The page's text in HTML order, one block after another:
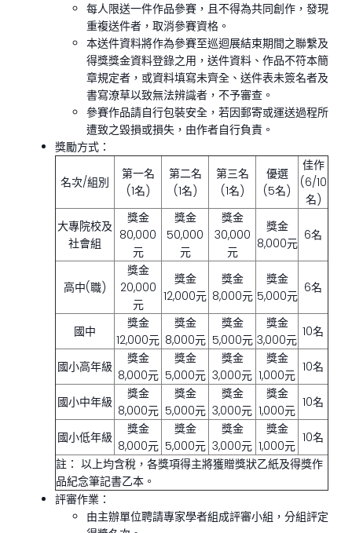
每人限送一件作品參賽，且不得為共同創作，發現
重複送件者，取消參賽資格。
本送件資料將作為參賽至巡迴展結束期間之聯繫及
得獎獎金資料登錄之用，送件資料、作品不符本簡
章規定者，或資料填寫未齊全、送件表未簽名者及
書寫潦草以致無法辨識者，不予審查。
參賽作品請自行包裝安全，若因郵寄或運送過程所
遭致之毀損或損失，由作者自行負責。
獎勵方式：
名次/組別
第一名
(1名)
第二名
(1名)
第三名
(1名)
優選
(5名)
佳作
(6/10
名)
大專院校及
社會組
獎金
80,000
元
獎金
50,000
元
獎金
30,000
元
獎金
8,000元
6名
高中(職)
獎金
20,000
元
獎金
12,000元
獎金
8,000元
獎金
5,000元
6名
國中
獎金
12,000元
獎金
8,000元
獎金
5,000元
獎金
3,000元
10名
國小高年級
獎金
8,000元
獎金
5,000元
獎金
3,000元
獎金
1,000元
10名
國小中年級
獎金
8,000元
獎金
5,000元
獎金
3,000元
獎金
1,000元
10名
國小低年級
獎金
8,000元
獎金
5,000元
獎金
3,000元
獎金
1,000元
10名
註： 以上均含稅，各獎項得主將獲贈獎狀乙紙及得獎作
品紀念筆記書乙本。
評審作業：
由主辦單位聘請專家學者組成評審小組，分組評定